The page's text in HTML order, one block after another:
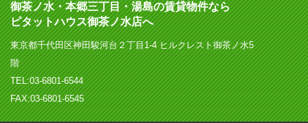
御茶ノ水・本郷三丁目・湯島の賃貸物件なら
ピタットハウス御茶ノ水店へ
東京都千代田区神田駿河台２丁目1-4 ヒルクレスト御茶ノ水5
階
TEL:03-6801-6544
FAX:03-6801-6545